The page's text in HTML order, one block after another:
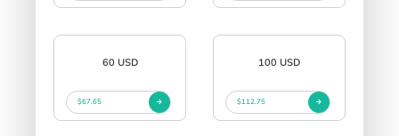
60 USD
$67.65
100 USD
$112.75